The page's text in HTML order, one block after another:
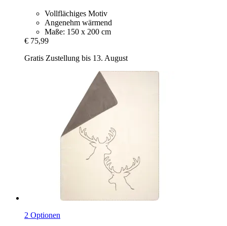
Vollflächiges Motiv
Angenehm wärmend
Maße: 150 x 200 cm
€ 75,99
Gratis Zustellung bis 13. August
2 Optionen